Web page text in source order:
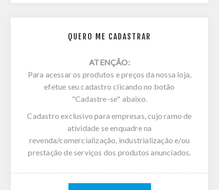
QUERO ME CADASTRAR
ATENÇÃO:
Para acessar os produtos e preços da nossa loja,
efetue seu cadastro clicando no botão
"Cadastre-se" abaixo.
Cadastro exclusivo para empresas, cujo ramo de
atividade se enquadre na
revenda/comercialização, industrialização e/ou
prestação de serviços dos produtos anunciados.